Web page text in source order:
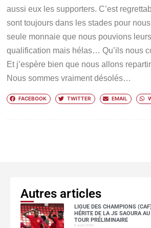
aussi eux les supporters. C’est
sont toujours dans les stades pour
seule monnaie que nous pouvions
qualification mais hélas… Qu’ils nous
Et j’espère bien que nous allons
Nous sommes vraiment désolés…
FACEBOOK TWITTER EMAIL
Autres articles
LIGUE DES CHAMPIONS
HÉRITE DE LA JS SAOURA
TOUR PRÉLIMINAIRE
6 août 2026